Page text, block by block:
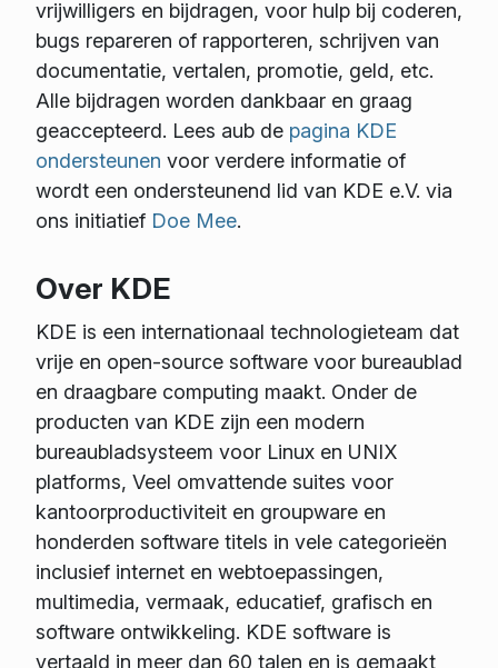
vrijwilligers en bijdragen, voor hulp bij coderen,
bugs repareren of rapporteren, schrijven van
documentatie, vertalen, promotie, geld, etc.
Alle bijdragen worden dankbaar en graag
geaccepteerd. Lees aub de pagina KDE
ondersteunen voor verdere informatie of
wordt een ondersteunend lid van KDE e.V. via
ons initiatief Doe Mee.
Over KDE
KDE is een internationaal technologieteam dat
vrije en open-source software voor bureaublad
en draagbare computing maakt. Onder de
producten van KDE zijn een modern
bureaubladsysteem voor Linux en UNIX
platforms, Veel omvattende suites voor
kantoorproductiviteit en groupware en
honderden software titels in vele categorieën
inclusief internet en webtoepassingen,
multimedia, vermaak, educatief, grafisch en
software ontwikkeling. KDE software is
vertaald in meer dan 60 talen en is gemaakt